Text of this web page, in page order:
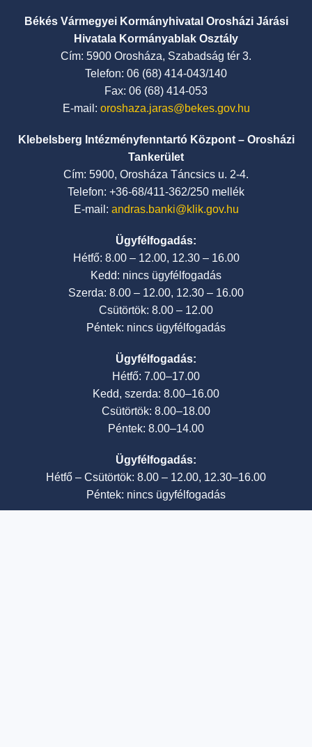
Békés Vármegyei Kormányhivatal Orosházi Járási
Hivatala Kormányablak Osztály
Cím: 5900 Orosháza, Szabadság tér 3.
Telefon: 06 (68) 414-043/140
Fax: 06 (68) 414-053
E-mail: oroshaza.jaras@bekes.gov.hu
Klebelsberg Intézményfenntartó Központ – Orosházi
Tankerület
Cím: 5900, Orosháza Táncsics u. 2-4.
Telefon: +36-68/411-362/250 mellék
E-mail: andras.banki@klik.gov.hu
Ügyfélfogadás:
Hétfő: 8.00 – 12.00, 12.30 – 16.00
Kedd: nincs ügyfélfogadás
Szerda: 8.00 – 12.00, 12.30 – 16.00
Csütörtök: 8.00 – 12.00
Péntek: nincs ügyfélfogadás
Ügyfélfogadás:
Hétfő: 7.00–17.00
Kedd, szerda: 8.00–16.00
Csütörtök: 8.00–18.00
Péntek: 8.00–14.00
Ügyfélfogadás:
Hétfő – Csütörtök: 8.00 – 12.00, 12.30–16.00
Péntek: nincs ügyfélfogadás